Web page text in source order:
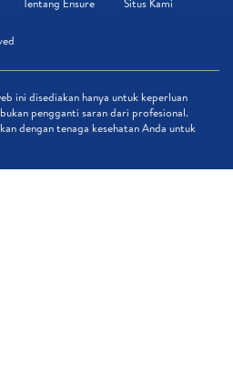
Tentang Ensure Situs Kami
ini disediakan hanya untuk keperluan
pengganti saran dari profesional.
dengan tenaga kesehatan Anda untuk